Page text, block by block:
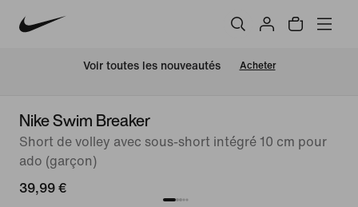
Voir toutes les nouveautés Acheter
Nike Swim Breaker
Short de volley avec sous-short intégré 10 cm pour
ado (garçon)
39,99 €